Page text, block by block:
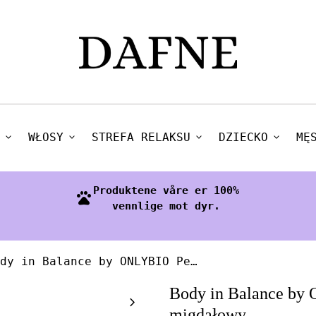
expand_more WŁOSY expand_more STREFA RELAKSU expand_more DZIECKO expand_more
pets Produktene våre er 100%
vennlige mot dyr.
Body in Balance by ONLYBIO Peeling do ciała migdałowy
Zoom in
chevron_right
Body in Balance by